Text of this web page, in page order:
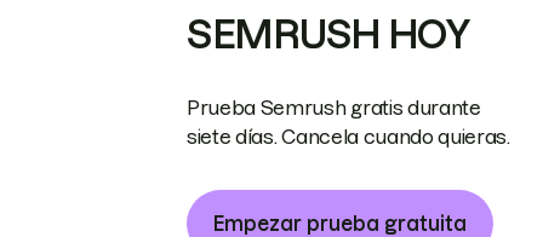
SEMRUSH HOY
Prueba Semrush gratis durante
siete días. Cancela cuando quieras.
Empezar prueba gratuita